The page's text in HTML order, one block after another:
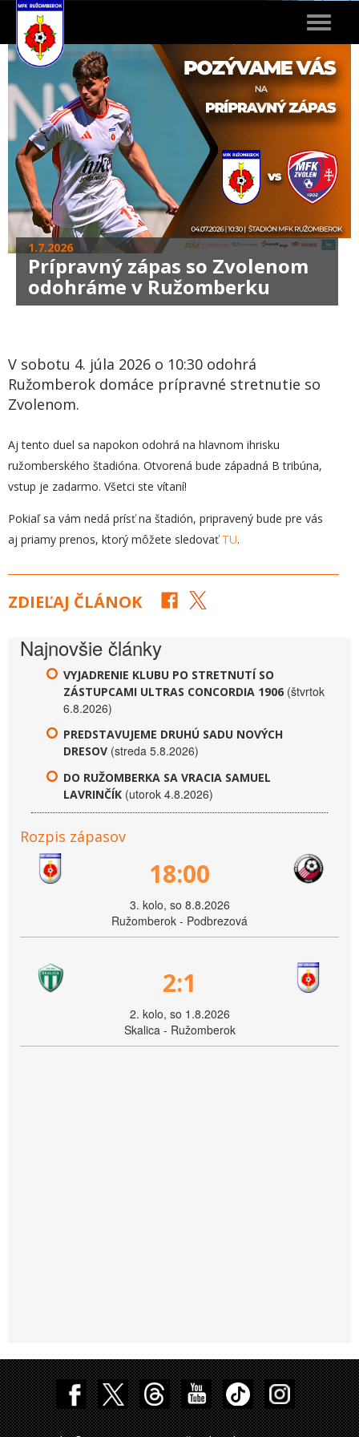
Toggle
1.7.2026
Prípravný zápas so Zvolenom
odohráme v Ružomberku
V sobotu 4. júla 2026 o 10:30 odohrá
Ružomberok domáce prípravné stretnutie so
Zvolenom.
Aj tento duel sa napokon odohrá na hlavnom ihrisku
ružomberského štadióna. Otvorená bude západná B tribúna,
vstup je zadarmo. Všetci ste vítaní!
Pokiaľ sa vám nedá prísť na štadión, pripravený bude pre vás
aj priamy prenos, ktorý môžete sledovaťTU.
ZDIEĽAJ ČLÁNOK
Najnovšie články
VYJADRENIE KLUBU PO STRETNUTÍ SO
ZÁSTUPCAMI ULTRAS CONCORDIA 1906 (štvrtok
6.8.2026)
PREDSTAVUJEME DRUHÚ SADU NOVÝCH
DRESOV (streda 5.8.2026)
DO RUŽOMBERKA SA VRACIA SAMUEL
LAVRINČÍK (utorok 4.8.2026)
Rozpis zápasov
18:00
3. kolo, so 8.8.2026
Ružomberok - Podbrezová
2:1
2. kolo, so 1.8.2026
Skalica - Ružomberok